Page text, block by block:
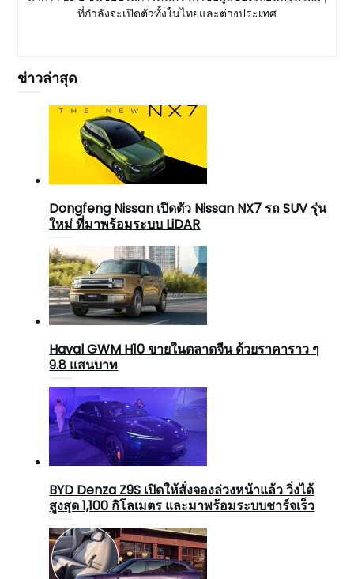
ที่กำลังจะเปิดตัวทั้งในไทยและต่างประเทศ
ข่าวล่าสุด
Dongfeng Nissan เปิดตัว Nissan NX7 รถ SUV รุ่น
ใหม่ ที่มาพร้อมระบบ LiDAR
Haval GWM H10 ขายในตลาดจีน ด้วยราคาราว ๆ
9.8 แสนบาท
BYD Denza Z9S เปิดให้สั่งจองล่วงหน้าแล้ว วิ่งได้
สูงสุด 1,100 กิโลเมตร และมาพร้อมระบบชาร์จเร็ว